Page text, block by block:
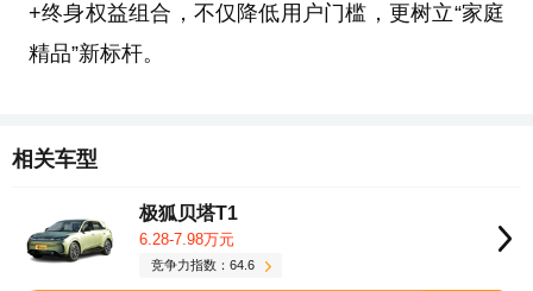
+终身权益组合，不仅降低用户门槛，更树立“家庭
精品”新标杆。
相关车型
极狐贝塔T1
6.28-7.98万元
竞争力指数：64.6